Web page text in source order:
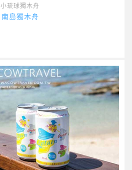
小琉球獨木舟
南島獨木舟